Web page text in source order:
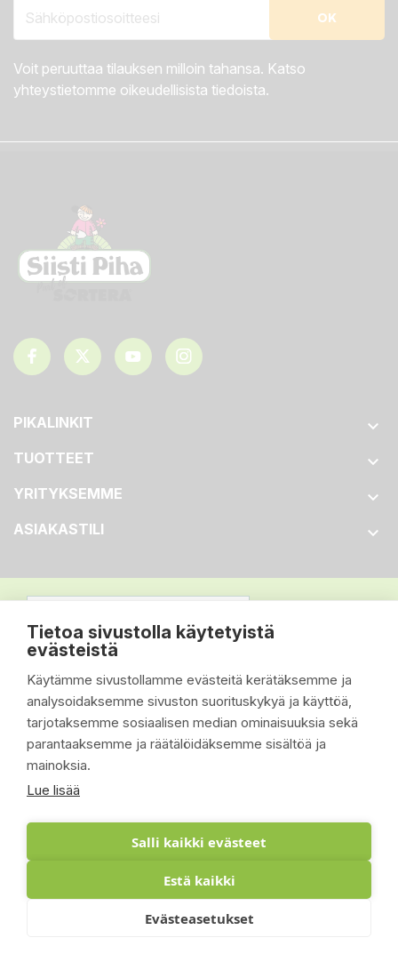
Tietoa sivustolla käytetyistä
evästeistä
Käytämme sivustollamme evästeitä kerätäksemme ja
analysoidaksemme sivuston suorituskykyä ja käyttöä,
tarjotaksemme sosiaalisen median ominaisuuksia sekä
parantaaksemme ja räätälöidäksemme sisältöä ja
mainoksia.
Lue lisää
Salli kaikki evästeet
Estä kaikki
Evästeasetukset
Voit peruuttaa tilauksen milloin tahansa. Katso
yhteystietomme oikeudellisista tiedoista.
PIKALINKIT 
TUOTTEET 
YRITYKSEMME 
ASIAKASTILI 
© 2026 - Suomen Siisti Piha Oy - Toteutus: